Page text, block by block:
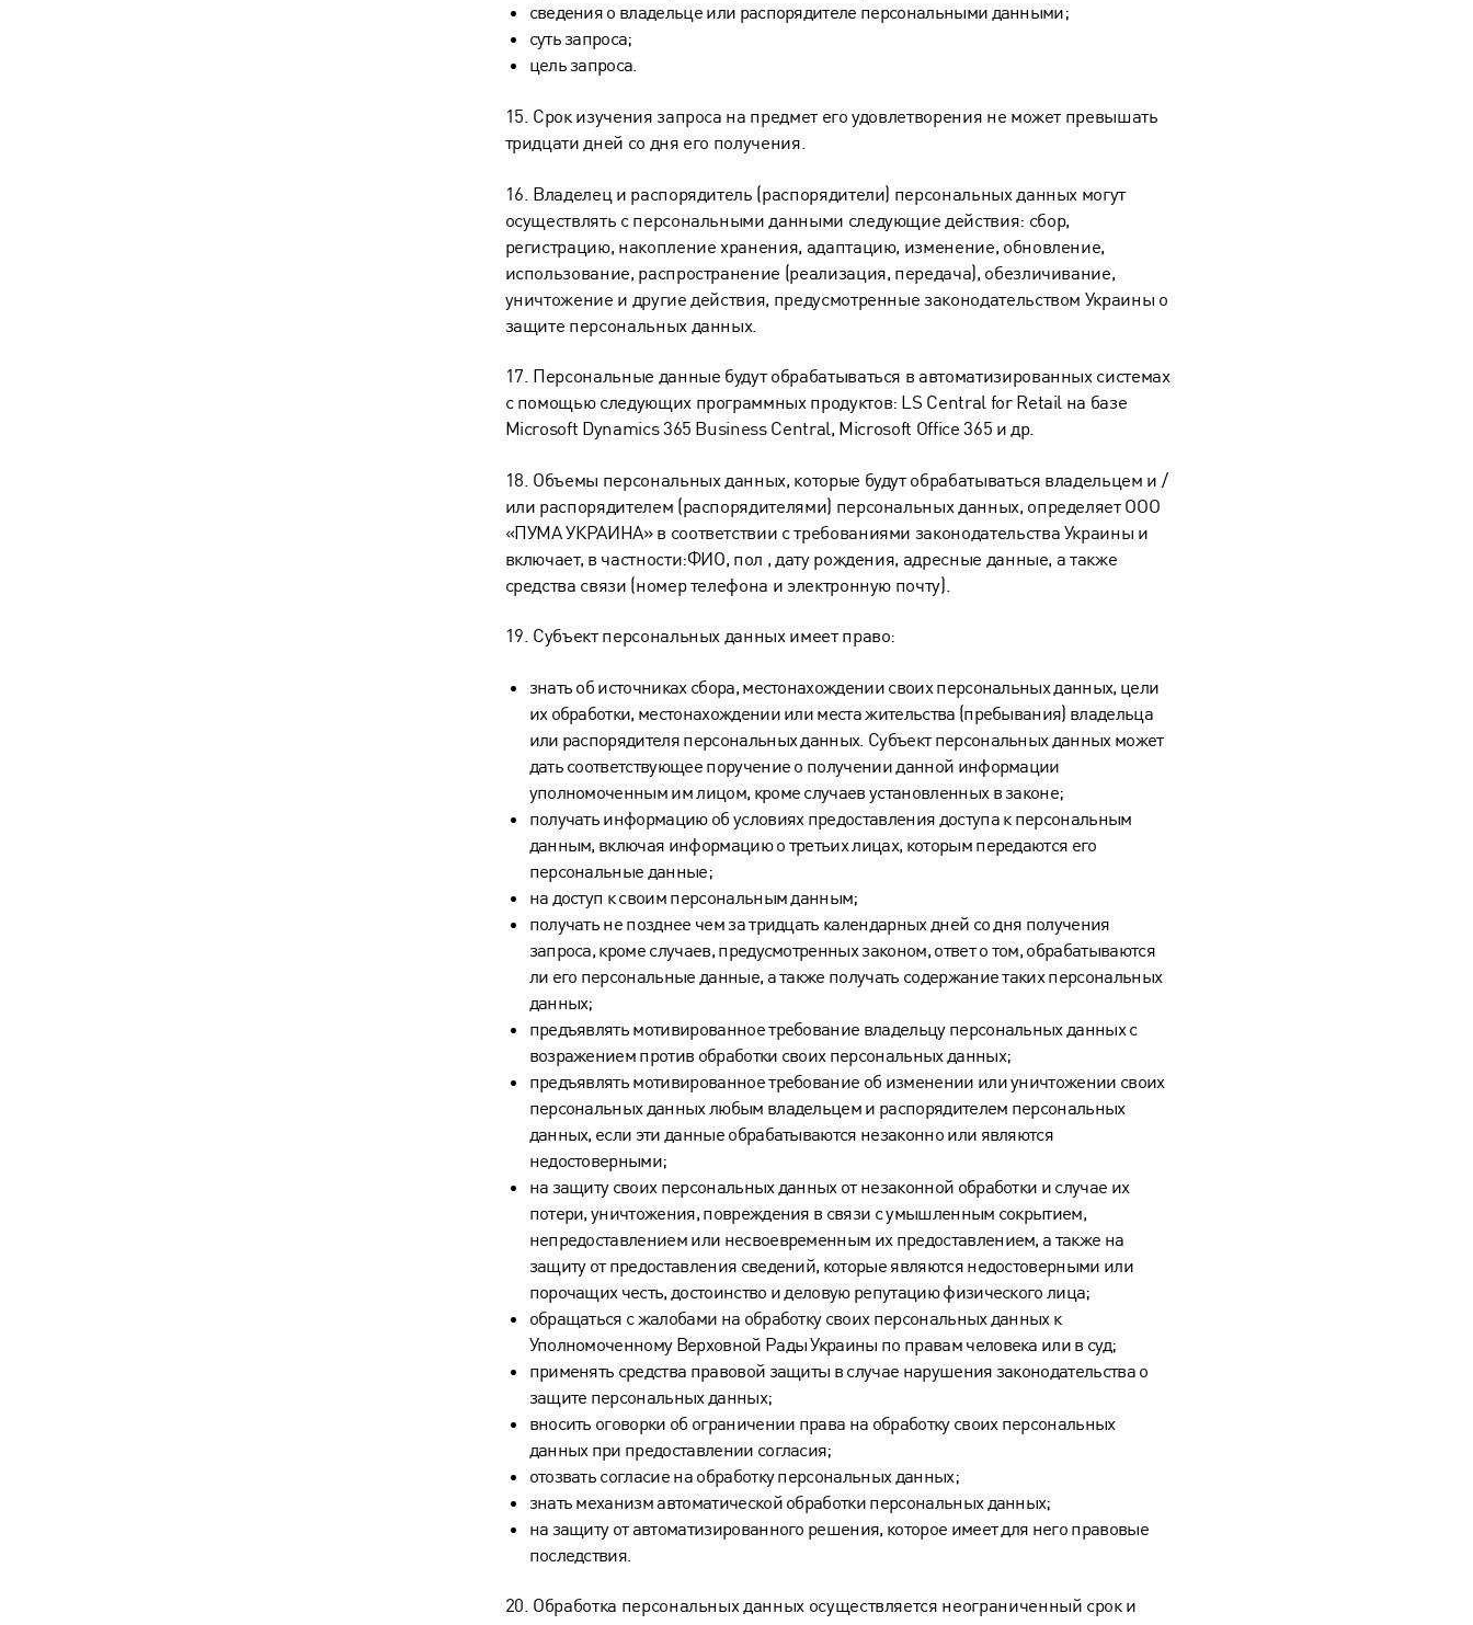
сведения о владельце или распорядителе персональными данными;
суть запроса;
цель запроса.
15. Срок изучения запроса на предмет его удовлетворения не может превышать
тридцати дней со дня его получения.
16. Владелец и распорядитель (распорядители) персональных данных могут
осуществлять с персональными данными следующие действия: сбор,
регистрацию, накопление хранения, адаптацию, изменение, обновление,
использование, распространение (реализация, передача), обезличивание,
уничтожение и другие действия, предусмотренные законодательством Украины о
защите персональных данных.
17. Персональные данные будут обрабатываться в автоматизированных системах
с помощью следующих программных продуктов: LS Central for Retail на базе
Microsoft Dynamics 365 Business Central, Microsoft Office 365 и др.
18. Объемы персональных данных, которые будут обрабатываться владельцем и /
или распорядителем (распорядителями) персональных данных, определяет ООО
«ПУМА УКРАИНА» в соответствии с требованиями законодательства Украины и
включает, в частности:ФИО, пол , дату рождения, адресные данные, а также
средства связи (номер телефона и электронную почту).
19. Субъект персональных данных имеет право:
знать об источниках сбора, местонахождении своих персональных данных, цели
их обработки, местонахождении или места жительства (пребывания) владельца
или распорядителя персональных данных. Субъект персональных данных может
дать соответствующее поручение о получении данной информации
уполномоченным им лицом, кроме случаев установленных в законе;
получать информацию об условиях предоставления доступа к персональным
данным, включая информацию о третьих лицах, которым передаются его
персональные данные;
на доступ к своим персональным данным;
получать не позднее чем за тридцать календарных дней со дня получения
запроса, кроме случаев, предусмотренных законом, ответ о том, обрабатываются
ли его персональные данные, а также получать содержание таких персональных
данных;
предъявлять мотивированное требование владельцу персональных данных с
возражением против обработки своих персональных данных;
предъявлять мотивированное требование об изменении или уничтожении своих
персональных данных любым владельцем и распорядителем персональных
данных, если эти данные обрабатываются незаконно или являются
недостоверными;
на защиту своих персональных данных от незаконной обработки и случае их
потери, уничтожения, повреждения в связи с умышленным сокрытием,
непредоставлением или несвоевременным их предоставлением, а также на
защиту от предоставления сведений, которые являются недостоверными или
порочащих честь, достоинство и деловую репутацию физического лица;
обращаться с жалобами на обработку своих персональных данных к
Уполномоченному Верховной Рады Украины по правам человека или в суд;
применять средства правовой защиты в случае нарушения законодательства о
защите персональных данных;
вносить оговорки об ограничении права на обработку своих персональных
данных при предоставлении согласия;
отозвать согласие на обработку персональных данных;
знать механизм автоматической обработки персональных данных;
на защиту от автоматизированного решения, которое имеет для него правовые
последствия.
20. Обработка персональных данных осуществляется неограниченный срок и